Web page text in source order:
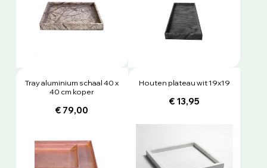
Tray aluminium schaal 40 x
40 cm koper
€ 79,00
Houten plateau wit 19x19
€ 13,95